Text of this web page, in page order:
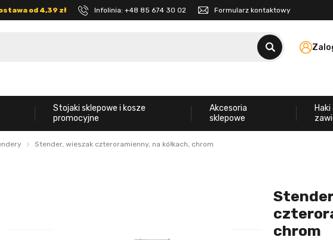
od 4,39 zł Infolinia: +48 85 674 30 02 Formularz kontaktowy
Stojaki sklepowe i kosze
promocyjne
Akcesoria
sklepowe
Stender, wieszak czteroramienny, na kółkach, chrom
chrom